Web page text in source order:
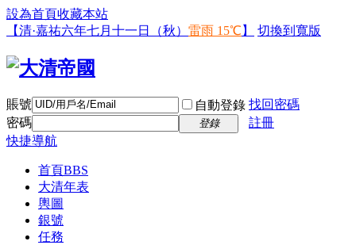
設為首頁收藏本站
【清·嘉祐六年七月十一日（秋） 雷雨 15℃ 】 切換到寬版
賬號 自動登錄 找回密碼
密碼
登錄
註冊
快捷導航
首頁BBS
大清年表
輿圖
銀號
任務